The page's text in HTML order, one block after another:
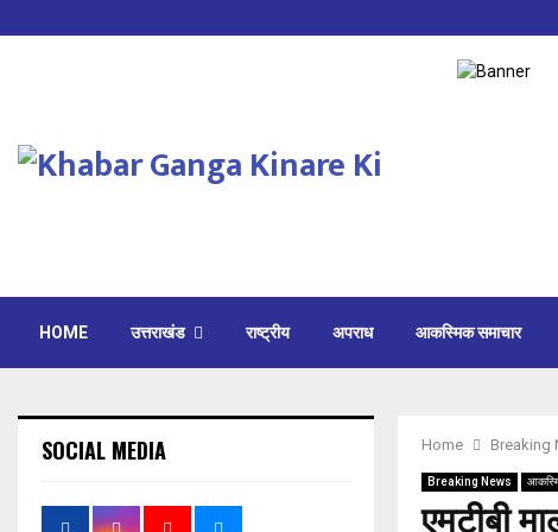
HOME उत्तराखंड राष्ट्रीय अपराध आकस्मिक समाचार
Home Breaking
Breaking News
SOCIAL MEDIA